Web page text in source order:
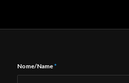
Nome/Name*